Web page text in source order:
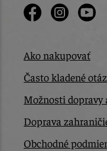
Ako nakupovať
Často kladené
Možnosti dopravy
Doprava
Obchodné